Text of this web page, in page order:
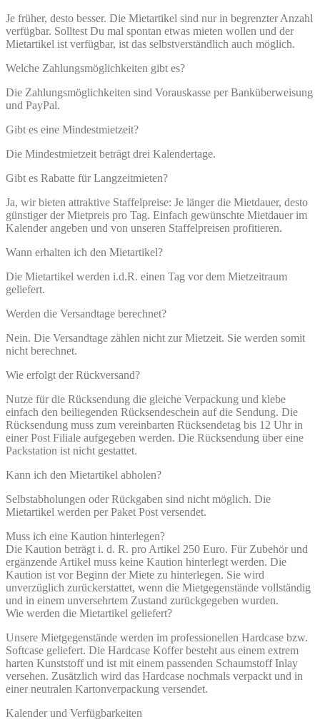
Je früher, desto besser. Die Mietartikel sind nur in begrenzter Anzahl
verfügbar. Solltest Du mal spontan etwas mieten wollen und der
Mietartikel ist verfügbar, ist das selbstverständlich auch möglich.
Welche Zahlungsmöglichkeiten gibt es?
Die Zahlungsmöglichkeiten sind Vorauskasse per Banküberweisung
und PayPal.
Gibt es eine Mindestmietzeit?
Die Mindestmietzeit beträgt drei Kalendertage.
Gibt es Rabatte für Langzeitmieten?
Ja, wir bieten attraktive Staffelpreise: Je länger die Mietdauer, desto
günstiger der Mietpreis pro Tag. Einfach gewünschte Mietdauer im
Kalender angeben und von unseren Staffelpreisen profitieren.
Wann erhalten ich den Mietartikel?
Die Mietartikel werden i.d.R. einen Tag vor dem Mietzeitraum
geliefert.
Werden die Versandtage berechnet?
Nein. Die Versandtage zählen nicht zur Mietzeit. Sie werden somit
nicht berechnet.
Wie erfolgt der Rückversand?
Nutze für die Rücksendung die gleiche Verpackung und klebe
einfach den beiliegenden Rücksendeschein auf die Sendung. Die
Rücksendung muss zum vereinbarten Rücksendetag bis 12 Uhr in
einer Post Filiale aufgegeben werden. Die Rücksendung über eine
Packstation ist nicht gestattet.
Kann ich den Mietartikel abholen?
Selbstabholungen oder Rückgaben sind nicht möglich. Die
Mietartikel werden per Paket Post versendet.
Muss ich eine Kaution hinterlegen?
Die Kaution beträgt i. d. R. pro Artikel 250 Euro. Für Zubehör und
ergänzende Artikel muss keine Kaution hinterlegt werden. Die
Kaution ist vor Beginn der Miete zu hinterlegen. Sie wird
unverzüglich zurückerstattet, wenn die Mietgegenstände vollständig
und in einem unversehrtem Zustand zurückgegeben wurden.
Wie werden die Mietartikel geliefert?
Unsere Mietgegenstände werden im professionellen Hardcase bzw.
Softcase geliefert. Die Hardcase Koffer besteht aus einem extrem
harten Kunststoff und ist mit einem passenden Schaumstoff Inlay
versehen. Zusätzlich wird das Hardcase nochmals verpackt und in
einer neutralen Kartonverpackung versendet.
Kalender und Verfügbarkeiten